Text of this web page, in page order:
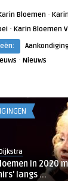
Bloemen·
· Karin Bloemen
· Nieuws
in 2020
langs ...